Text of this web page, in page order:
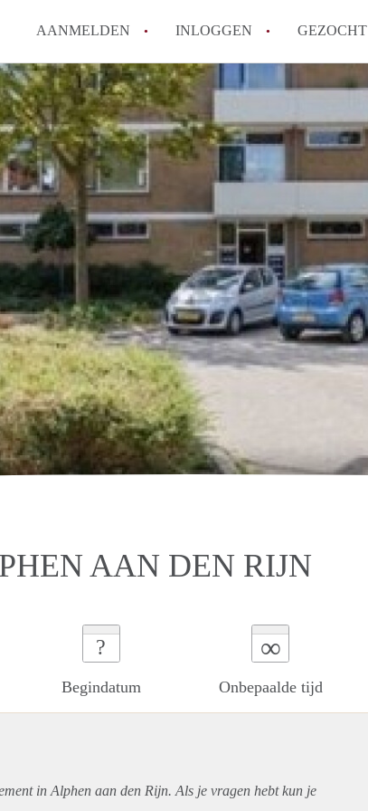
AANMELDEN INLOGGEN GEZOCHT
AAN DEN RIJN
?
Begindatum
∞
Onbepaalde tijd
in Alphen aan den Rijn. Als je vragen hebt kun je